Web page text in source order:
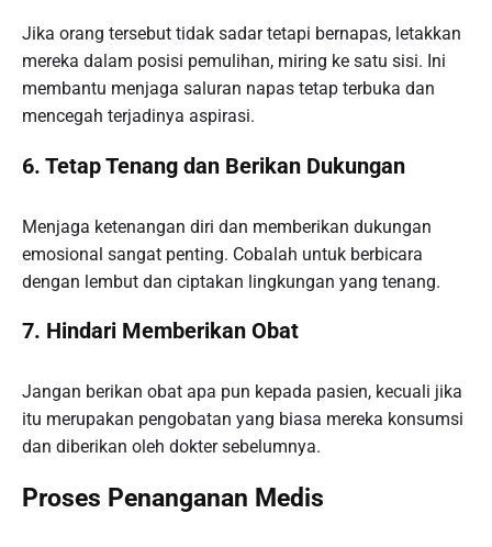
Jika orang tersebut tidak sadar tetapi bernapas, letakkan
mereka dalam posisi pemulihan, miring ke satu sisi. Ini
membantu menjaga saluran napas tetap terbuka dan
mencegah terjadinya aspirasi.
6. Tetap Tenang dan Berikan Dukungan
Menjaga ketenangan diri dan memberikan dukungan
emosional sangat penting. Cobalah untuk berbicara
dengan lembut dan ciptakan lingkungan yang tenang.
7. Hindari Memberikan Obat
Jangan berikan obat apa pun kepada pasien, kecuali jika
itu merupakan pengobatan yang biasa mereka konsumsi
dan diberikan oleh dokter sebelumnya.
Proses Penanganan Medis